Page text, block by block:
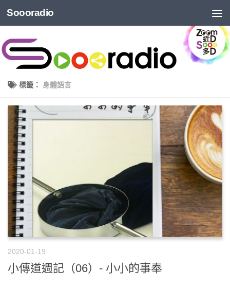
Soooradio
標籤： 身體語言
2020-01-19
小傳道週記（06）- 小小的事奉